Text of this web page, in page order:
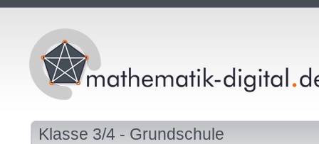
Klasse 3/4 - Grundschule